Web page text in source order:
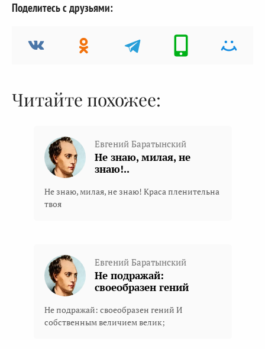
Поделитесь с друзьями:
Читайте похожее:
Евгений Баратынский
Не знаю, милая, не
знаю!..
Не знаю, милая, не знаю! Краса пленительна
твоя
Евгений Баратынский
Не подражай:
своеобразен гений
Не подражай: своеобразен гений И
собственным величием велик;